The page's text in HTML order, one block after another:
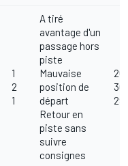
1
2
1
A tiré
avantage d'un
passage hors
piste
Mauvaise
position de
départ
Retour en
piste sans
suivre
consignes